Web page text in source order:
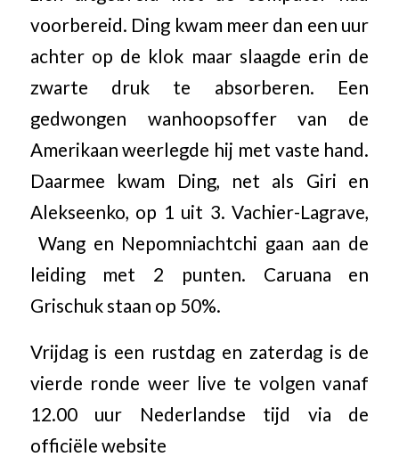
voorbereid. Ding kwam meer dan een uur
achter op de klok maar slaagde erin de
zwarte druk te absorberen. Een
gedwongen wanhoopsoffer van de
Amerikaan weerlegde hij met vaste hand.
Daarmee kwam Ding, net als Giri en
Alekseenko, op 1 uit 3. Vachier-Lagrave,
Wang en Nepomniachtchi gaan aan de
leiding met 2 punten. Caruana en
Grischuk staan op 50%.
Vrijdag is een rustdag en zaterdag is de
vierde ronde weer live te volgen vanaf
12.00 uur Nederlandse tijd via de
officiële website